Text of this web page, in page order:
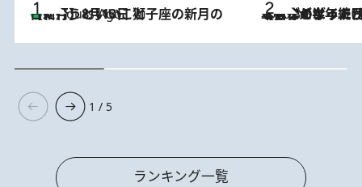
4 Hours Ago
【新月】8月13日 獅子座の新月の日に行うといいこと 2026.8.3
【自作のダイエットノートは攻略本】ダイエットが「苦しいもの」ではなくなった日。50代フードライターが半年続けられた理由は“楽しむこと”
1 / 5
ランキング一覧